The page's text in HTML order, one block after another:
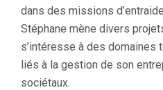
dans des missions
Stéphane mène divers
s’intéresse à des domaines
liés à la gestion de son
sociétaux.